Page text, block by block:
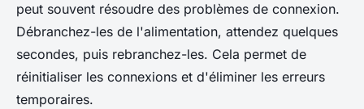
peut souvent résoudre des problèmes de connexion.
Débranchez-les de l'alimentation, attendez quelques
secondes, puis rebranchez-les. Cela permet de
réinitialiser les connexions et d'éliminer les erreurs
temporaires.